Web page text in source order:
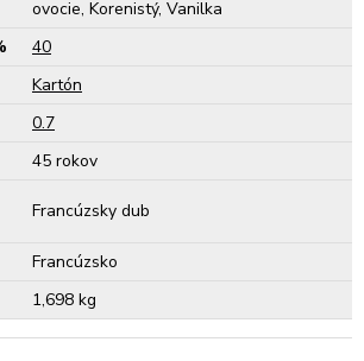
ovocie, Korenistý, Vanilka
40
Kartón
0.7
45 rokov
Francúzsky dub
Francúzsko
1,698 kg